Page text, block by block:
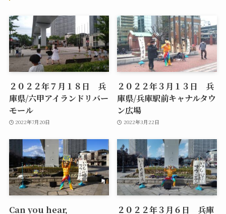
２０２２年７月１８日 兵
庫県/六甲アイランドリバー
モール
2022年7月20日
２０２２年３月１３日 兵
庫県/兵庫駅前キャナルタウ
ン広場
2022年3月22日
Can you hear, ２０２２年３月６日 兵庫